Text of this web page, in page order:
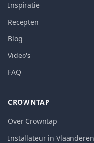
Inspiratie
Recepten
Blog
Video's
FAQ
CROWNTAP
Over Crowntap
Installateur in Vlaanderen